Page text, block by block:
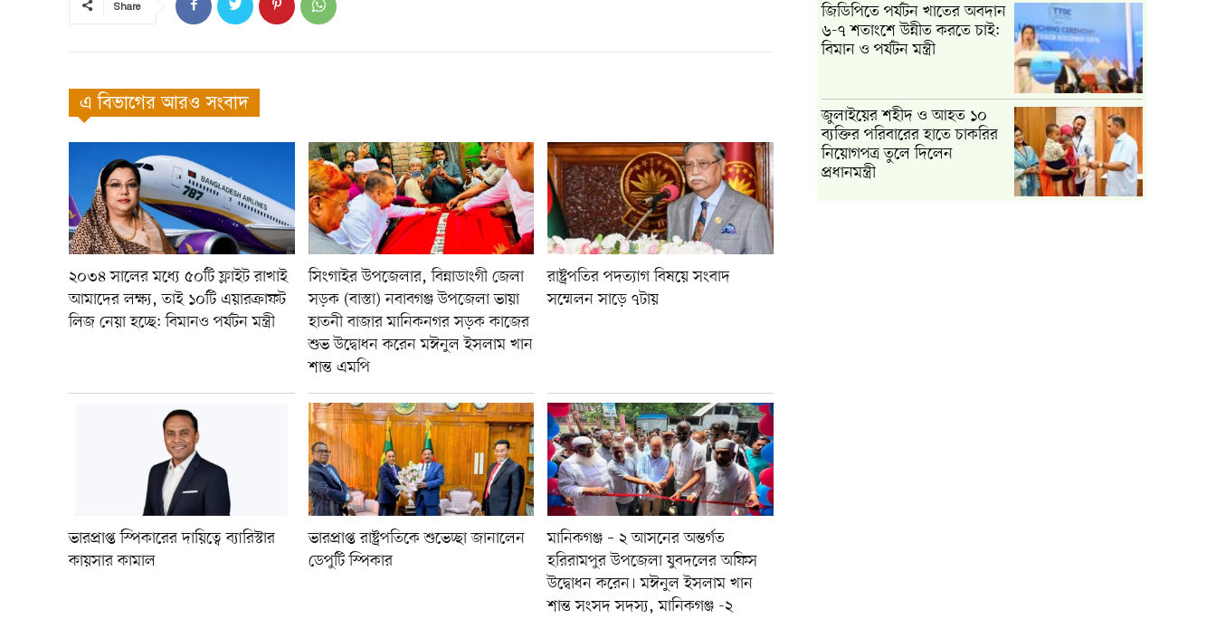
Share
এ বিভাগের আরও সংবাদ
২০৩৪ সালের মধ্যে ৫০টি ফ্লাইট রাখাই
আমাদের লক্ষ্য, তাই ১০টি এয়ারক্রাফট
লিজ নেয়া হচ্ছে: বিমানও পর্যটন মন্ত্রী
সিংগাইর উপজেলার, বিন্নাডাংগী জেলা
সড়ক (বাস্তা) নবাবগঞ্জ উপজেলা ভায়া
হাতনী বাজার মানিকনগর সড়ক কাজের
শুভ উদ্বোধন করেন মঈনুল ইসলাম খান
শান্ত এমপি
রাষ্ট্রপতির পদত্যাগ বিষয়ে সংবাদ
সম্মেলন সাড়ে ৭টায়
ভারপ্রাপ্ত স্পিকারের দায়িত্বে ব্যারিস্টার
কায়সার কামাল
ভারপ্রাপ্ত রাষ্ট্রপতিকে শুভেচ্ছা জানালেন
ডেপুটি স্পিকার
মানিকগঞ্জ – ২ আসনের অন্তর্গত
হরিরামপুর উপজেলা যুবদলের অফিস
উদ্বোধন করেন। মঈনুল ইসলাম খান
শান্ত সংসদ সদস্য, মানিকগঞ্জ -২
জিডিপিতে পর্যটন খাতের অবদান
৬-৭ শতাংশে উন্নীত করতে চাই:
বিমান ও পর্যটন মন্ত্রী
জুলাইয়ের শহীদ ও আহত ১০
ব্যক্তির পরিবারের হাতে চাকরির
নিয়োগপত্র তুলে দিলেন
প্রধানমন্ত্রী